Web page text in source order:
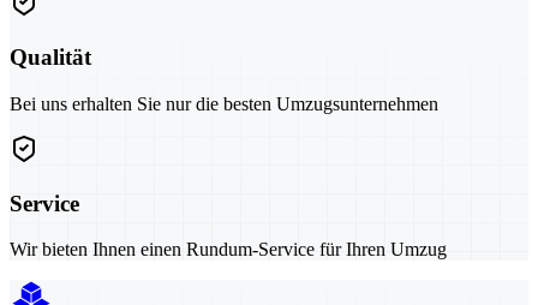
Qualität
Bei uns erhalten Sie nur die besten Umzugsunternehmen
Service
Wir bieten Ihnen einen Rundum-Service für Ihren Umzug